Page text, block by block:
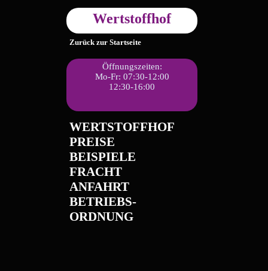
Wertstoffhof
Zurück zur Startseite
Öffnungszeiten:
Mo-Fr: 07:30-12:00
12:30-16:00
WERTSTOFFHOF
PREISE
BEISPIELE
FRACHT
ANFAHRT
BETRIEBS-
ORDNUNG